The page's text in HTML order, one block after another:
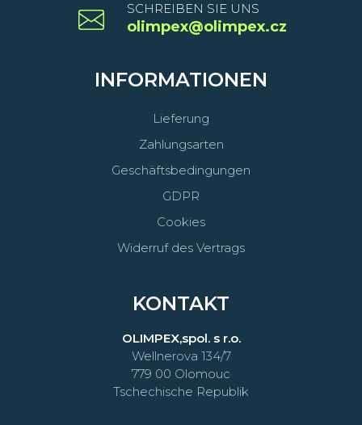
SCHREIBEN SIE UNS
olimpex@olimpex.cz
INFORMATIONEN
Lieferung
Zahlungsarten
Geschäftsbedingungen
GDPR
Cookies
Widerruf des Vertrags
KONTAKT
OLIMPEX,spol. s r.o.
Wellnerova 134/7
779 00 Olomouc
Tschechische Republik